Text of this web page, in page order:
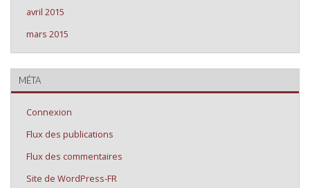
avril 2015
mars 2015
MÉTA
Connexion
Flux des publications
Flux des commentaires
Site de WordPress-FR